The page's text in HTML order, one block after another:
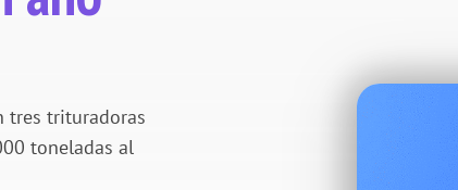
tres trituradoras
toneladas al